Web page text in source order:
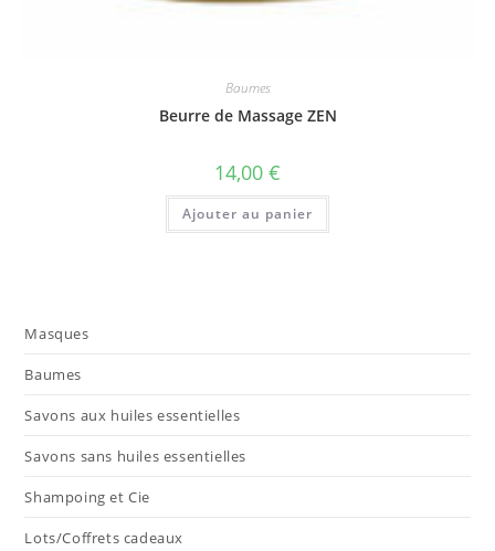
Baumes
Beurre de Massage ZEN
14,00 €
Ajouter au panier
Masques
Baumes
Savons aux huiles essentielles
Savons sans huiles essentielles
Shampoing et Cie
Lots/Coffrets cadeaux